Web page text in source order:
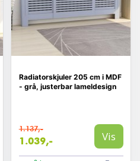
Radiatorskjuler 205 cm i MDF
- grå, justerbar lameldesign
1.137,-
1.039,- Vis